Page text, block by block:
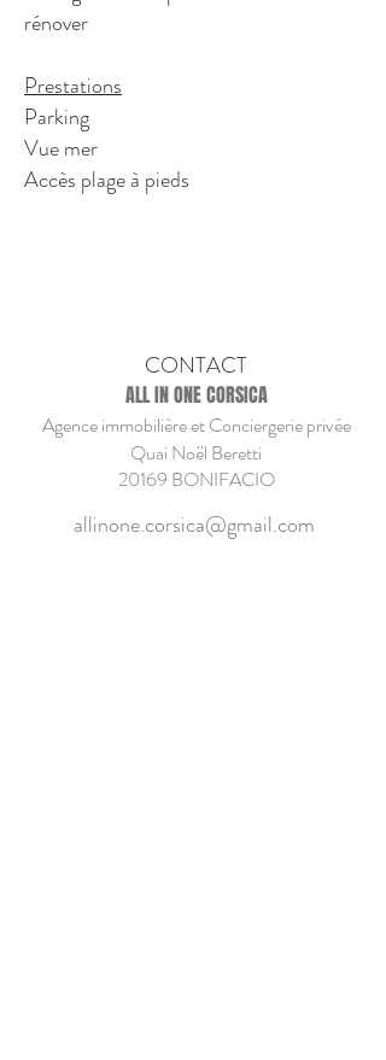
rénover
Prestations
Parking
Vue mer
Accès plage à pieds
CONTACT
ALL IN ONE CORSICA
Agence immobilière et Conciergerie privée
Quai Noël Beretti
20169 BONIFACIO
allinone.corsica@gmail.com